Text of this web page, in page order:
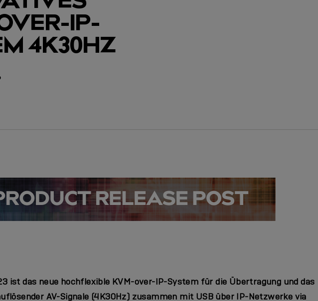
IP-
4K30HZ
ist das neue hochflexible KVM-over-IP-System für die Übertragung und das
AV-Signale (4K30Hz) zusammen mit USB über IP-Netzwerke via